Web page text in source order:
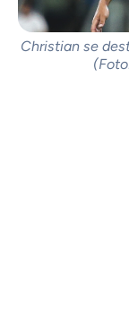
Christian se